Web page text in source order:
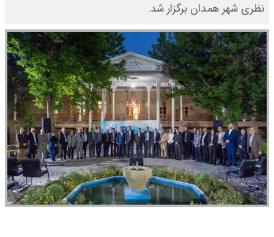
نظری شهر همدان برگزار شد.